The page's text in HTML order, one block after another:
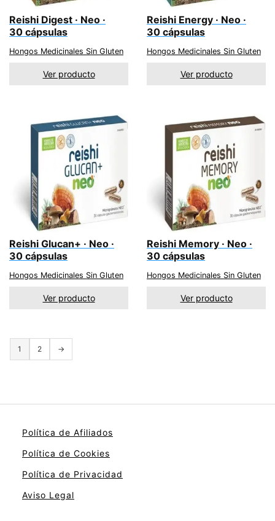
Reishi Digest · Neo ·
30 cápsulas
Hongos Medicinales Sin Gluten
Ver producto
Reishi Energy · Neo ·
30 cápsulas
Hongos Medicinales Sin Gluten
Ver producto
Reishi Glucan+ · Neo ·
30 cápsulas
Hongos Medicinales Sin Gluten
Ver producto
Reishi Memory · Neo ·
30 cápsulas
Hongos Medicinales Sin Gluten
Ver producto
1 2 →
Política de Afiliados
Política de Cookies
Política de Privacidad
Aviso Legal